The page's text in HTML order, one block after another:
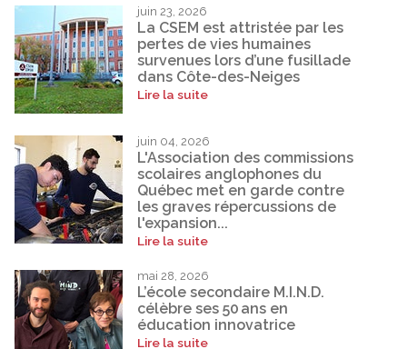
juin 23, 2026
La CSEM est attristée par les
pertes de vies humaines
survenues lors d’une fusillade
dans Côte-des-Neiges
Lire la suite
juin 04, 2026
L'Association des commissions
scolaires anglophones du
Québec met en garde contre
les graves répercussions de
l'expansion...
Lire la suite
mai 28, 2026
L’école secondaire M.I.N.D.
célèbre ses 50 ans en
éducation innovatrice
Lire la suite